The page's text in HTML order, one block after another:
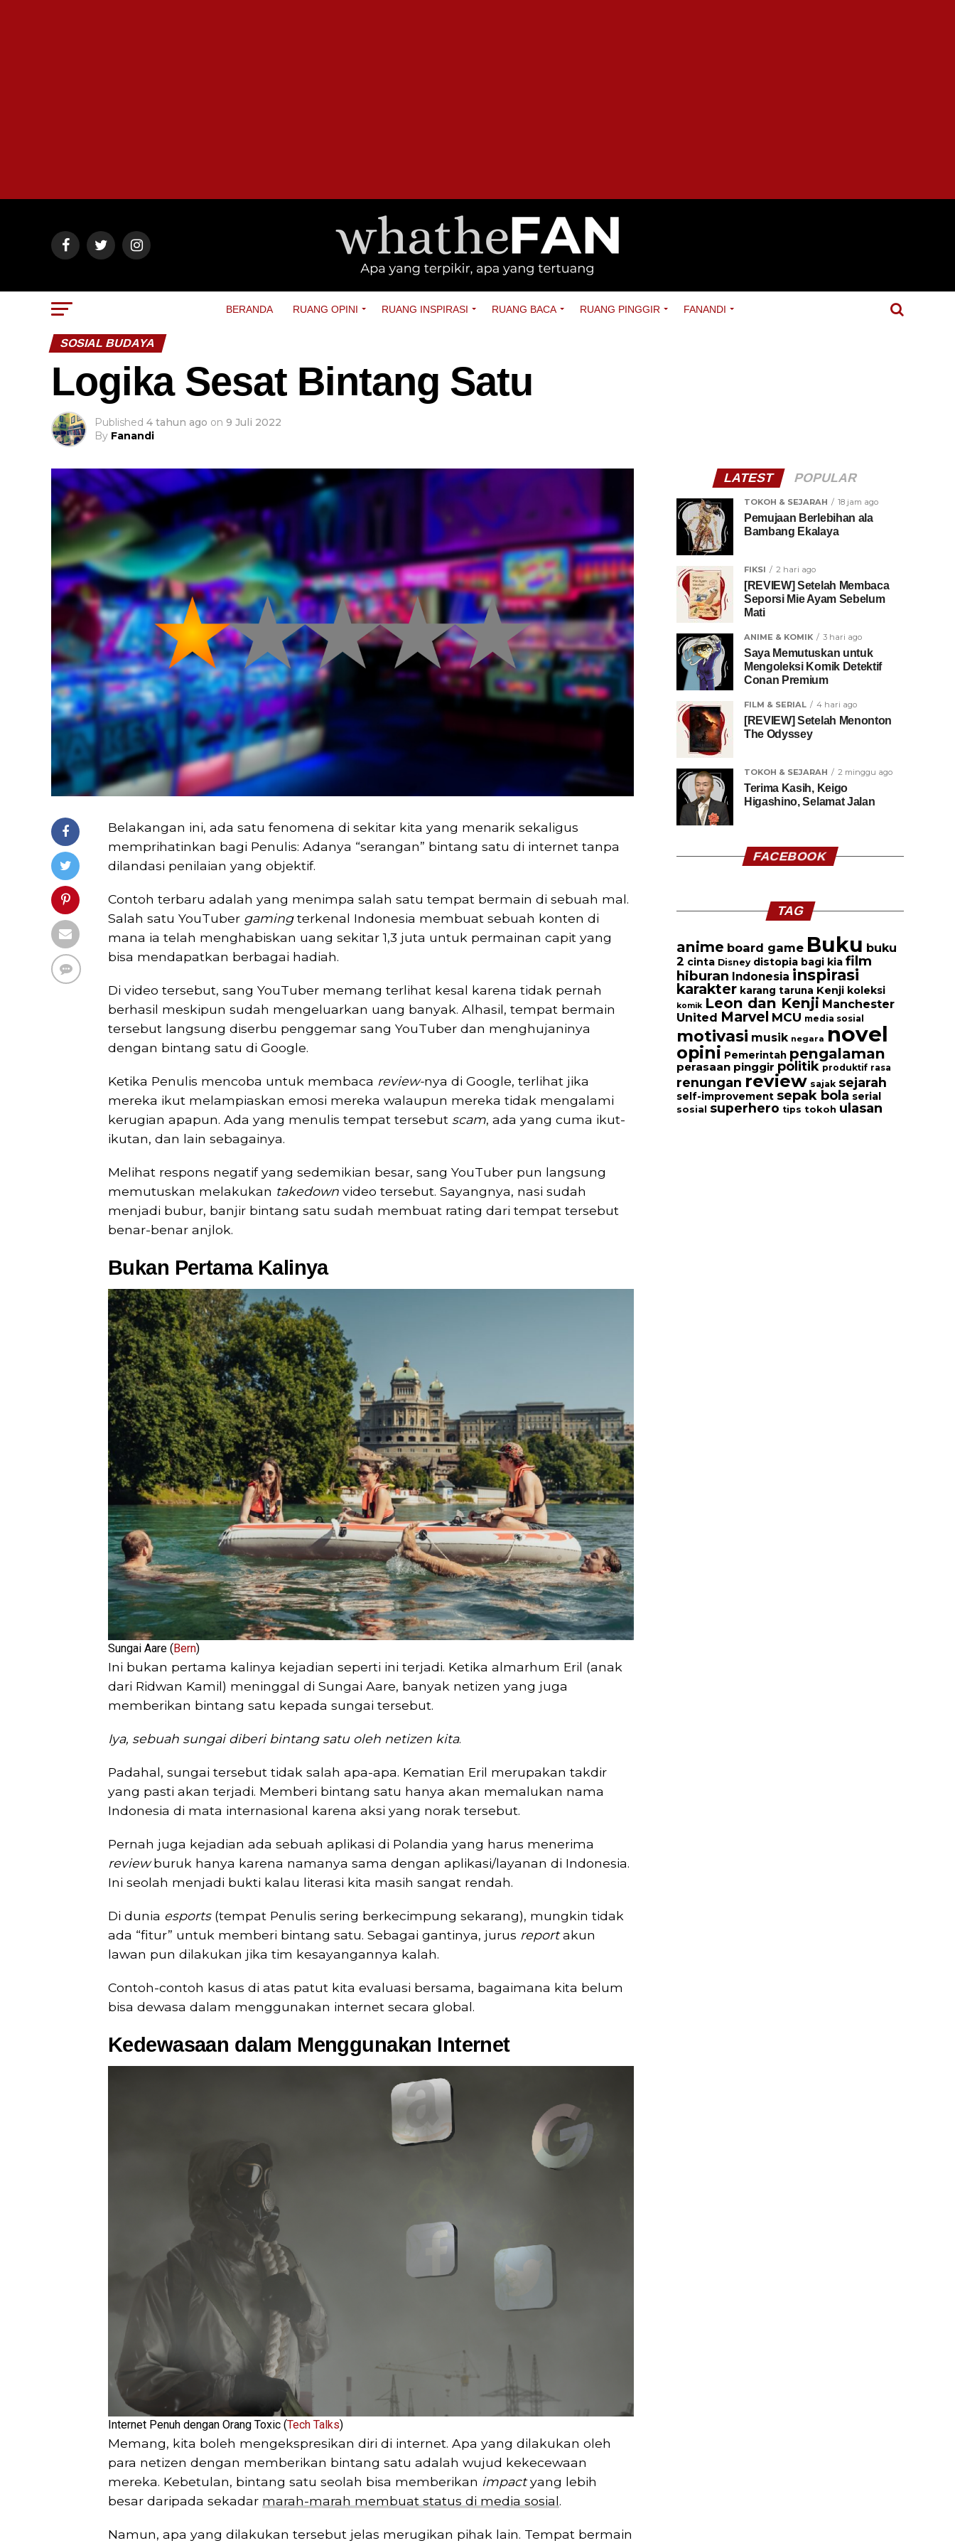
BERANDA RUANG OPINI RUANG INSPIRASI RUANG BACA RUANG PINGGIR FANANDI
SOSIAL BUDAYA
Logika Sesat Bintang Satu
Published 4 tahun ago on 9 Juli 2022
By Fanandi
Belakangan ini, ada satu fenomena di sekitar kita yang menarik sekaligus
memprihatinkan bagi Penulis: Adanya “serangan” bintang satu di internet tanpa
dilandasi penilaian yang objektif.
Contoh terbaru adalah yang menimpa salah satu tempat bermain di sebuah mal.
Salah satu YouTuber gamingterkenal Indonesia membuat sebuah konten di
mana ia telah menghabiskan uang sekitar 1,3 juta untuk permainan capit yang
bisa mendapatkan berbagai hadiah.
Di video tersebut, sang YouTuber memang terlihat kesal karena tidak pernah
berhasil meskipun sudah mengeluarkan uang banyak. Alhasil, tempat bermain
tersebut langsung diserbu penggemar sang YouTuber dan menghujaninya
dengan bintang satu di Google.
Ketika Penulis mencoba untuk membaca review-nya di Google, terlihat jika
mereka ikut melampiaskan emosi mereka walaupun mereka tidak mengalami
kerugian apapun. Ada yang menulis tempat tersebut scam, ada yang cuma ikut-
ikutan, dan lain sebagainya.
Melihat respons negatif yang sedemikian besar, sang YouTuber pun langsung
memutuskan melakukan takedown video tersebut. Sayangnya, nasi sudah
menjadi bubur, banjir bintang satu sudah membuat rating dari tempat tersebut
benar-benar anjlok.
Bukan Pertama Kalinya
Sungai Aare (Bern)
Ini bukan pertama kalinya kejadian seperti ini terjadi. Ketika almarhum Eril (anak
dari Ridwan Kamil) meninggal di Sungai Aare, banyak netizen yang juga
memberikan bintang satu kepada sungai tersebut.
Iya, sebuah sungai diberi bintang satu oleh netizen kita.
Padahal, sungai tersebut tidak salah apa-apa. Kematian Eril merupakan takdir
yang pasti akan terjadi. Memberi bintang satu hanya akan memalukan nama
Indonesia di mata internasional karena aksi yang norak tersebut.
Pernah juga kejadian ada sebuah aplikasi di Polandia yang harus menerima
reviewburuk hanya karena namanya sama dengan aplikasi/layanan di Indonesia.
Ini seolah menjadi bukti kalau literasi kita masih sangat rendah.
Di dunia esports (tempat Penulis sering berkecimpung sekarang), mungkin tidak
ada “fitur” untuk memberi bintang satu. Sebagai gantinya, jurus reportakun
lawan pun dilakukan jika tim kesayangannya kalah.
Contoh-contoh kasus di atas patut kita evaluasi bersama, bagaimana kita belum
bisa dewasa dalam menggunakan internet secara global.
Kedewasaan dalam Menggunakan Internet
Internet Penuh dengan Orang Toxic (Tech Talks)
Memang, kita boleh mengekspresikan diri di internet. Apa yang dilakukan oleh
para netizen dengan memberikan bintang satu adalah wujud kekecewaan
mereka. Kebetulan, bintang satu seolah bisa memberikan impactyang lebih
besar daripada sekadar marah-marah membuat status di media sosial.
Namun, apa yang dilakukan tersebut jelas merugikan pihak lain. Tempat bermain
LATEST POPULAR
TOKOH & SEJARAH 18 jam ago
Pemujaan Berlebihan ala
Bambang Ekalaya
FIKSI 2 hari ago
[REVIEW] Setelah Membaca
Seporsi Mie Ayam Sebelum
Mati
ANIME & KOMIK 3 hari ago
Saya Memutuskan untuk
Mengoleksi Komik Detektif
Conan Premium
FILM & SERIAL 4 hari ago
[REVIEW] Setelah Menonton
The Odyssey
TOKOH & SEJARAH 2 minggu ago
Terima Kasih, Keigo
Higashino, Selamat Jalan
FACEBOOK
TAG
anime board game Buku buku
2 cinta Disney distopia bagi kia film
hiburan Indonesia inspirasi
karakter karang taruna Kenji koleksi
komik Leon dan Kenji Manchester
United Marvel MCU media sosial
motivasi musik negara novel
opini Pemerintah pengalaman
perasaan pinggir politik produktif rasa
renungan review sajak sejarah
self-improvement sepak bola serial
sosial superhero tips tokoh ulasan